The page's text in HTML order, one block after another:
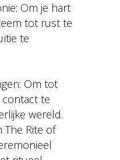
Om je hart
tot rust te
te
Om tot
te
wereld.
The Rite of